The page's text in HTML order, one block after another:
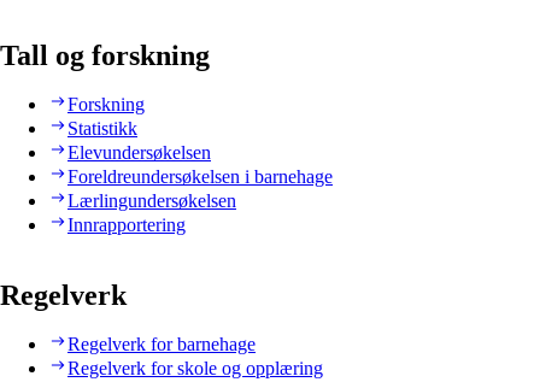
Tall og forskning
Forskning
Statistikk
Elevundersøkelsen
Foreldreundersøkelsen i barnehage
Lærlingundersøkelsen
Innrapportering
Regelverk
Regelverk for barnehage
Regelverk for skole og opplæring